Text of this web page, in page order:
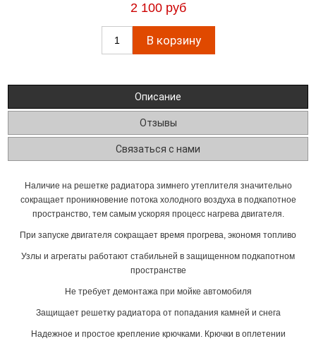
2 100 руб
Описание
Отзывы
Связаться с нами
Наличие на решетке радиатора зимнего утеплителя значительно
сокращает проникновение потока холодного воздуха в подкапотное
пространство, тем самым ускоряя процесс нагрева двигателя.
При запуске двигателя сокращает время прогрева, экономя топливо
Узлы и агрегаты работают стабильней в защищенном подкапотном
пространстве
Не требует демонтажа при мойке автомобиля
Защищает решетку радиатора от попадания камней и снега
Надежное и простое крепление крючками. Крючки в оплетении